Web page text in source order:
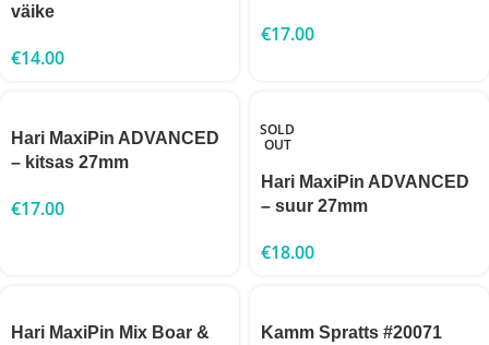
väike
€14.00
€17.00
Hari MaxiPin ADVANCED
– kitsas 27mm
€17.00
SOLD
OUT
Hari MaxiPin ADVANCED
– suur 27mm
€18.00
Hari MaxiPin Mix Boar &
Kamm Spratts #20071